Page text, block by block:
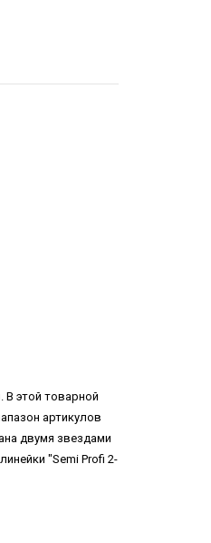
В этой товарной
артикулов
двумя звездами
"Semi Profi 2-